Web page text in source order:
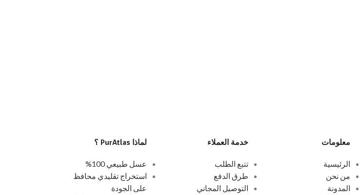
معلومات
الرئيسية
من نحن
المدونة
خدمة العملاء
تتبع الطلب
طرق الدفع
التوصيل المجاني
لماذا PurAtlas ؟
عسل طبيعي 100%
استخراج تقليدي محافظ
على الجودة